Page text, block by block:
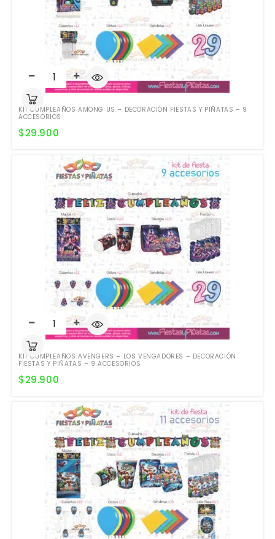
KIT CUMPLEAÑOS AMONG US – DECORACIÓN FIESTAS Y PIÑATAS – 9
ACCESORIOS
$29.900
KIT CUMPLEAÑOS AVENGERS – LOS VENGADORES – DECORACIÓN
FIESTAS Y PIÑATAS – 9 ACCESORIOS
$29.900